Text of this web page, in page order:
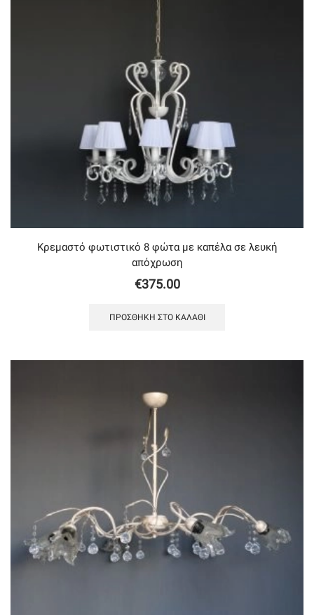
Κρεμαστό φωτιστικό 8 φώτα με καπέλα σε λευκή
απόχρωση
€375.00
ΠΡΟΣΘΉΚΗ ΣΤΟ ΚΑΛΆΘΙ